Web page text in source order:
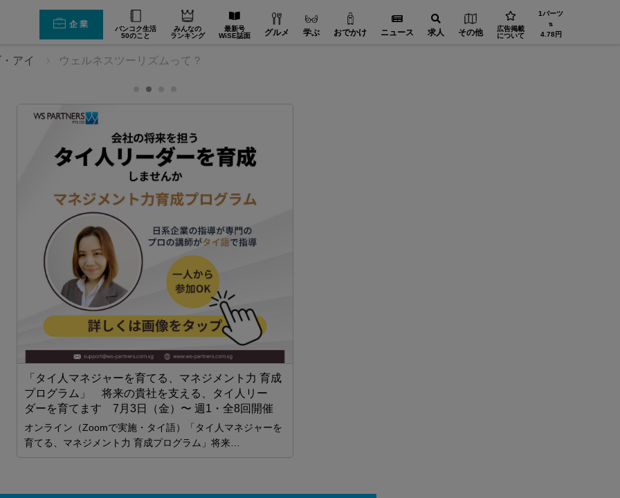
企業
バンコク生活
50のこと
みんなの
ランキング
最新号
WiSE誌面
グルメ 学ぶ おでかけ ニュース 求人 その他
広告掲載
について
1バーツ
⇅
4.78円
アイ ウェルネスツーリズムって？
「タイ人マネジャーを育てる、マネジメント力 育成
プログラム」 将来の貴社を支える、タイ人リー
ダーを育てます 7月3日（金）〜 週1・全8回開催
オンライン（Zoomで実施・タイ語）「タイ人マネジャーを
育てる、マネジメント力 育成プログラム」将来…